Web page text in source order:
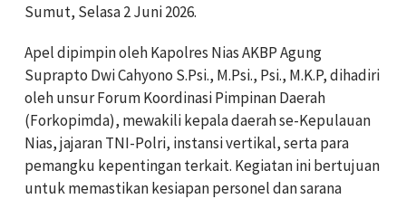
Sumut, Selasa 2 Juni 2026.
Apel dipimpin oleh Kapolres Nias AKBP Agung
Suprapto Dwi Cahyono S.Psi., M.Psi., Psi., M.K.P, dihadiri
oleh unsur Forum Koordinasi Pimpinan Daerah
(Forkopimda), mewakili kepala daerah se-Kepulauan
Nias, jajaran TNI-Polri, instansi vertikal, serta para
pemangku kepentingan terkait. Kegiatan ini bertujuan
untuk memastikan kesiapan personel dan sarana